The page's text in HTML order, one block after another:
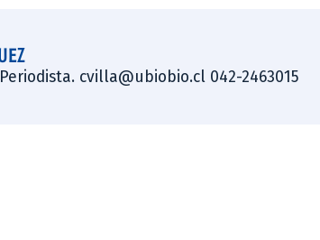
cvilla@ubiobio.cl 042-2463015